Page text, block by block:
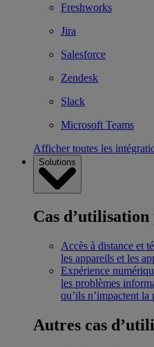
Freshworks
Jira
Salesforce
Zendesk
Slack
Microsoft Teams
Afficher toutes les
Solutions
Cas
Accès à distance et
les appareils et les
Expérience
les problèmes
qu’ils n’impactent
Autres cas